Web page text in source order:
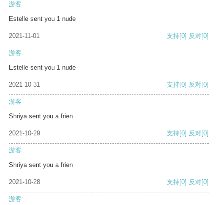
游客
Estelle sent you 1 nude
2021-11-01 支持[0] 反对[0]
游客
Estelle sent you 1 nude
2021-10-31 支持[0] 反对[0]
游客
Shriya sent you a frien
2021-10-29 支持[0] 反对[0]
游客
Shriya sent you a frien
2021-10-28 支持[0] 反对[0]
游客